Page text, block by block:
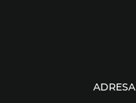
ADRESA